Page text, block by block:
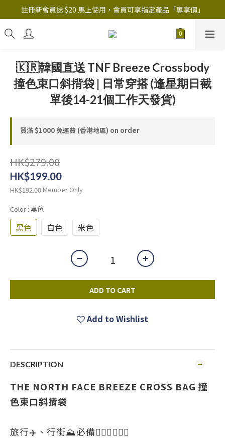
註冊新會員送 $20 馬上使用，會員可享指定產品「​專享價」
註冊新會員送 $20 馬上使用，會員可享指定產品「​專享價」
B.Y.O.B Mask Collection 任選優惠: 4件9折
🇰🇷韓國直送 TNF Breeze Crossbody
撞色束口斜揹袋 | 日常穿搭 (逢星期日截
單後14-21個工作天發貨)
買滿 $1000 免運費 (香港地區) on order
HK$279.00
HK$199.00
HK$192.00Member Only
Color : 黑色
黑色 白色 米色
ADD TO CART
Add to Wishlist
DESCRIPTION
THE NORTH FACE BREEZE CROSS BAG 撞
色束口斜揹袋
旅行✈️、行街⛰️必備🙋🏻‍♀️🙋🏻‍♀️